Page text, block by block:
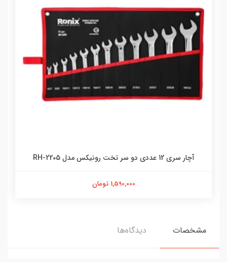
آچار سری 12 عددی دو سر تخت رونیکس مدل RH-2205
1,590,000 تومان
مشخصات دیدگاه‌ها